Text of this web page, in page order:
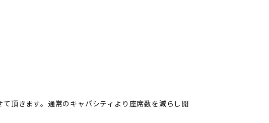
頂きます。通常のキャパシティより座席数を減らし開